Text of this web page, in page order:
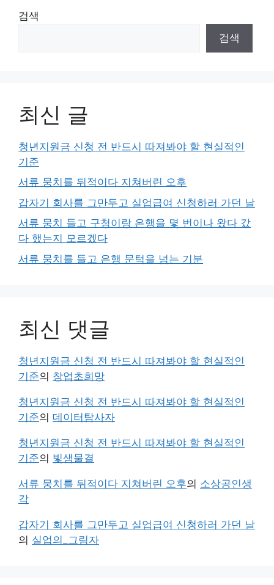
검색
검색
최신 글
청년지원금 신청 전 반드시 따져봐야 할 현실적인
기준
서류 뭉치를 뒤적이다 지쳐버린 오후
갑자기 회사를 그만두고 실업급여 신청하러 가던 날
서류 뭉치 들고 구청이랑 은행을 몇 번이나 왔다 갔
다 했는지 모르겠다
서류 뭉치를 들고 은행 문턱을 넘는 기분
최신 댓글
청년지원금 신청 전 반드시 따져봐야 할 현실적인
기준의 창업초희망
청년지원금 신청 전 반드시 따져봐야 할 현실적인
기준의 데이터탐사자
청년지원금 신청 전 반드시 따져봐야 할 현실적인
기준의 빛샘물결
서류 뭉치를 뒤적이다 지쳐버린 오후의 소상공인생
각
갑자기 회사를 그만두고 실업급여 신청하러 가던 날
의 실업의_그림자